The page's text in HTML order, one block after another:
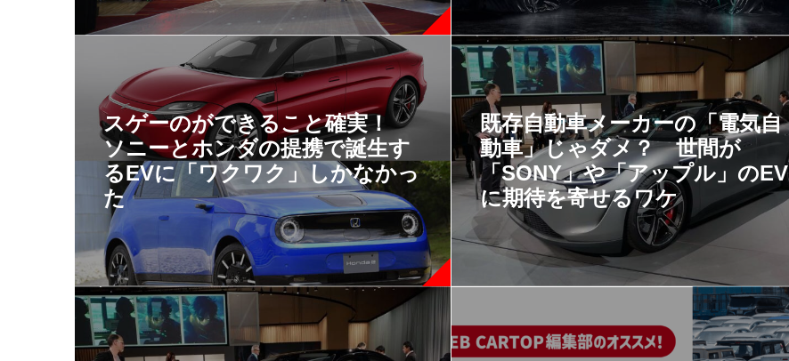
スゲーのができること確実！
ソニーとホンダの提携で誕生す
るEVに「ワクワク」しかなかっ
た
既存自動車メーカーの「電気自
動車」じゃダメ？ 世間が
「SONY」や「アップル」のEV
に期待を寄せるワケ